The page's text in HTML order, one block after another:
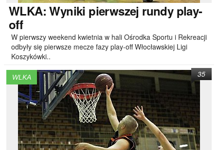
WLKA: Wyniki pierwszej rundy play-
off
W pierwszy weekend kwietnia w hali Ośrodka Sportu i Rekreacji
odbyły się pierwsze mecze fazy play-off Włocławskiej Ligi
Koszykówki..
WLKA 35